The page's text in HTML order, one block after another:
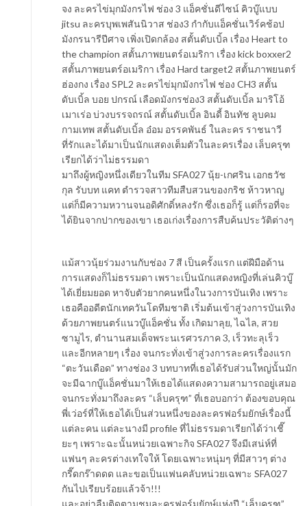
จง ละครไข่มุกมังกรไฟ ช่อง 3 แอ็คชั่นดีไซน์ คิวบู๊แบบ
jitsu ละครบุพเพสันนิวาส ช่อง3 กำกับแอ็คชั่นเวิร์คช้อป
มังกรนารีปีศาจ เพิ่งเปิดกล้อง สตั้นดับเบิ้ล เรื่อง Heart to
the champion สตั้นภาพยนตร์อเมริกา เรื่อง kick boxxer2
สตั้นภาพยนตร์อเมริกา เรื่อง Hard target2 สตั้นภาพยนตร์
ฮ่องกง เรื่อง SPL2 ละครไข่มุกมังกรไฟ ช่อง CH3 สตั้น
ดับเบิ้ล บอย ปกรณ์ เลือดมังกรช่อง3 สตั้นดับเบิ้ล มาริโอ้
เมาเร่อ บ่วงบรรจถรณ์ สตั้นดับเบิ้ล อินดี้ อินทัช ลูบคม
กามเทพ สตั้นดับเบิ้ล อ๋อม อรรคพันธ์ ในละคร ราชนาวี
ที่รักและได้มาเป็นนักแสดงเต็มตัวในละครเรื่อง เล็บครุฑ
เรียกได้ว่าไม่ธรรมดา
มาถึงผู้หญิงหนึ่งเดียวในทีม SFA027 นุ้ย-เกศริน เอกธวัช
กุล รับบท แคท ตำรวจสาวทีมสืบสวนของกริช ห้าวหาญ
แต่ก็มีความหวานจนอดิศักดิ์หลงรัก ซึ่งเธอก็รู้ แต่ก็รอที่จะ
ได้ยินจากปากของเขา เธอเก่งเรื่องการสืบค้นประวัติต่างๆ
แม้สาวนุ้ยร่วมงานกับช่อง 7 สี เป็นครั้งแรก แต่ฝีมือด้าน
การแสดงก็ไม่ธรรมดา เพราะเป็นนักแสดงหญิงที่เล่นคิวบู๊
ได้เยี่ยมยอด หาจับตัวยากคนหนึ่งในวงการบันเทิง เพราะ
เธอคืออดีตนักเทควันโดทีมชาติ เริ่มต้นเข้าสู่วงการบันเทิง
ด้วยภาพยนตร์แนวบู๊แอ็คชั่น ทั้ง เกิดมาลุย, ไฉไล, สวย
ซามูไร, ตำนานสมเด็จพระนเรศวรภาค 3, เร็วทะลุเร็ว
และอีกหลายๆ เรื่อง จนกระทั่งเข้าสู่วงการละครเรื่องแรก
“ตะวันเดือด” ทางช่อง 3 บทบาทที่เธอได้รับส่วนใหญ่นั้นมัก
จะมีฉากบู๊แอ็คชั่นมาให้เธอได้แสดงความสามารถอยู่เสมอ
จนกระทั่งมาถึงละคร “เล็บครุฑ” ที่เธอบอกว่า ต้องขอบคุณ
พี่เว่อร์ที่ให้เธอได้เป็นส่วนหนึ่งของละครฟอร์มยักษ์เรื่องนี้
แต่ละคน แต่ละนางมี profile ที่ไม่ธรรมดาเรียกได้ว่าเชี๊
ยะๆ เพราะฉะนั้นหน่วยเฉพาะกิจ SFA027 จึงมีเสน่ห์ที่
แฟนๆ ละครต่างเทใจให้ โดยเฉพาะหนุ่มๆ ที่มีสาวๆ ต่าง
กรี๊ดกร๊าดดด และขอเป็นแฟนคลับหน่วยเฉพาะ SFA027
กันไปเรียบร้อยแล้วจ้า!!!
และอย่าลืมติดตามชมละครฟอร์มยักษ์แห่งปี “เล็บครุฑ”